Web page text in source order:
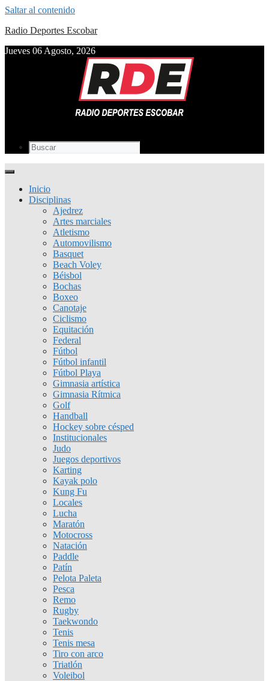
Saltar al contenido
Radio Deportes Escobar
Jueves 06 Agosto, 2026
Inicio
Disciplinas
Ajedrez
Artes marciales
Atletismo
Automovilismo
Basquet
Beach Voley
Béisbol
Bochas
Boxeo
Canotaje
Ciclismo
Equitación
Federal
Fútbol
Fútbol infantil
Fútbol Playa
Gimnasia artística
Gimnasia Rítmica
Golf
Handball
Hockey sobre césped
Institucionales
Judo
Juegos deportivos
Karting
Kayak polo
Kung Fu
Locales
Lucha
Maratón
Motocross
Natación
Paddle
Patín
Pelota Paleta
Pesca
Remo
Rugby
Taekwondo
Tenis
Tenis mesa
Tiro con arco
Triatlón
Voleibol